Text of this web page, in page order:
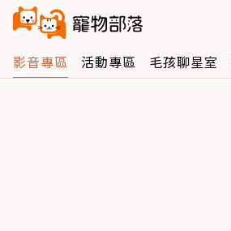
影音專區 活動專區 毛孩聊星室